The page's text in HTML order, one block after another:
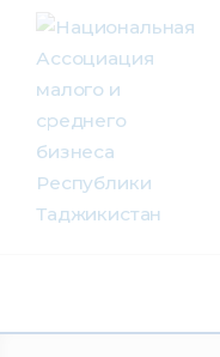
О нас
Деятельность
Проекты
Членство
Инфоресурсы